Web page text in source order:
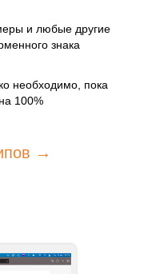
и любые другие
знака
необходимо, пока
100%